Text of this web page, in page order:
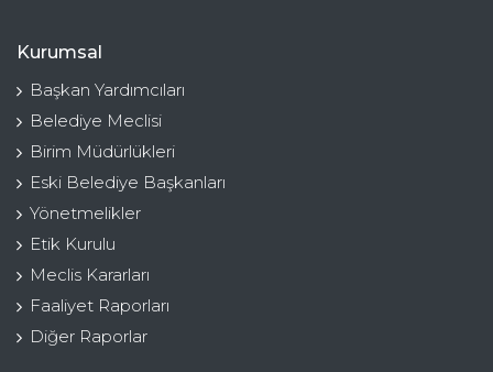
Kurumsal
Başkan Yardımcıları
Belediye Meclisi
Birim Müdürlükleri
Eski Belediye Başkanları
Yönetmelikler
Etik Kurulu
Meclis Kararları
Faaliyet Raporları
Diğer Raporlar